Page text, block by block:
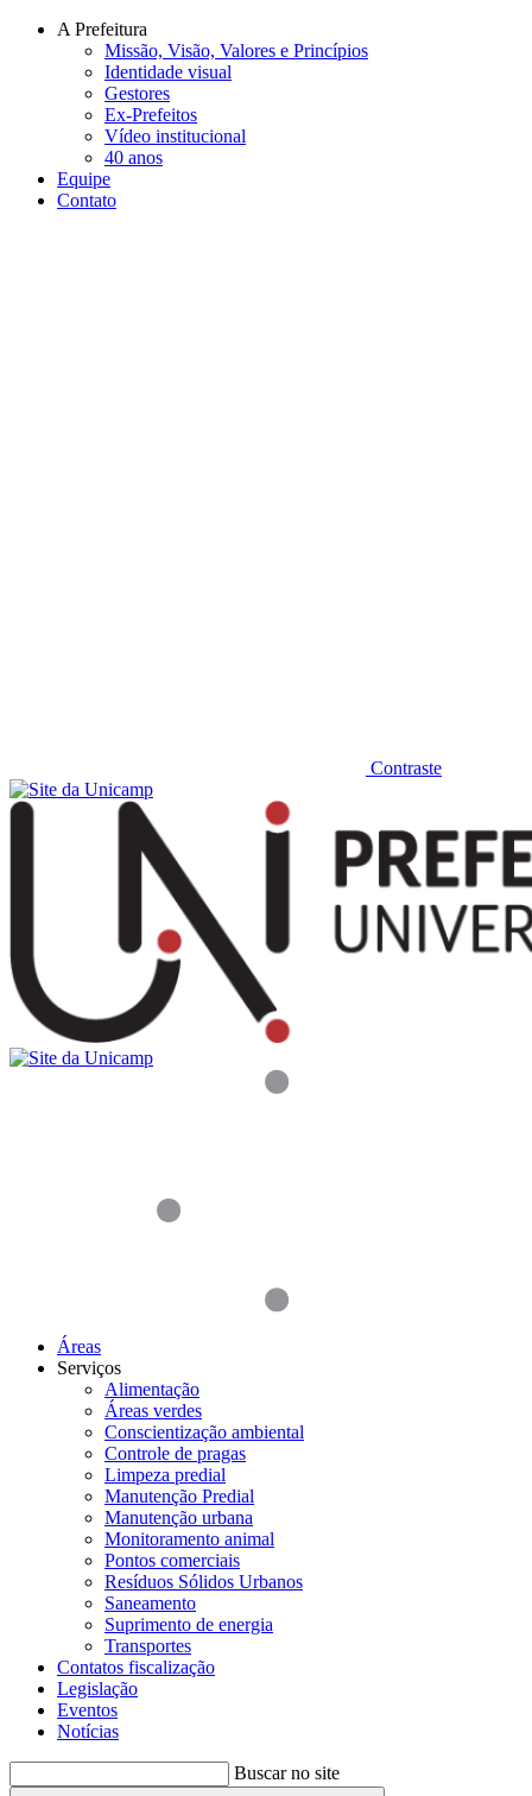
Conteúdo principal
A Prefeitura
Missão, Visão, Valores e Princípios
Identidade visual
Gestores
Ex-Prefeitos
Vídeo institucional
40 anos
Equipe
Contato
Contraste
Áreas
Serviços
Alimentação
Áreas verdes
Conscientização ambiental
Controle de pragas
Limpeza predial
Manutenção Predial
Manutenção urbana
Monitoramento animal
Pontos comerciais
Resíduos Sólidos Urbanos
Saneamento
Suprimento de energia
Transportes
Contatos fiscalização
Legislação
Eventos
Notícias
Buscar no site